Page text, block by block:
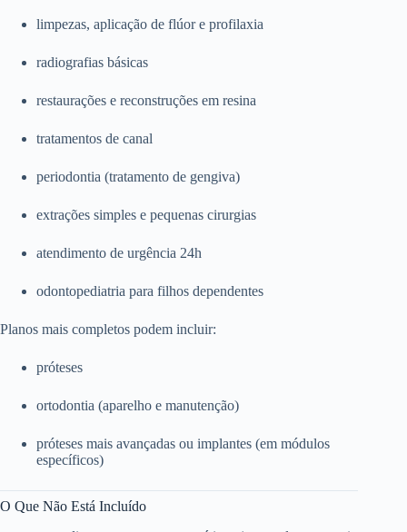
limpezas, aplicação de flúor e profilaxia
radiografias básicas
restaurações e reconstruções em resina
tratamentos de canal
periodontia (tratamento de gengiva)
extrações simples e pequenas cirurgias
atendimento de urgência 24h
odontopediatria para filhos dependentes
Planos mais completos podem incluir:
próteses
ortodontia (aparelho e manutenção)
próteses mais avançadas ou implantes (em módulos
específicos)
O Que Não Está Incluído